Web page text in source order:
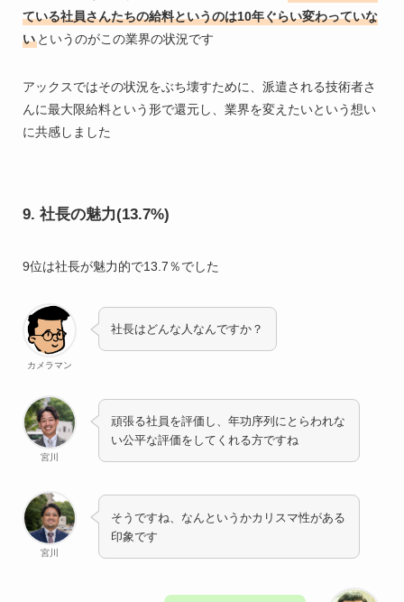
ている社員さんたちの給料というのは10年ぐらい変わっていな
い というのがこの業界の状況です
アックスではその状況をぶち壊すために、派遣される技術者さ
んに最大限給料という形で還元し、業界を変えたいという想い
に共感しました
9. 社長の魅力(13.7%)
9位は社長が魅力的で13.7％でした
カメラマン
社長はどんな人なんですか？
宮川
頑張る社員を評価し、年功序列にとらわれな
い公平な評価をしてくれる方ですね
宮川
そうですね、なんというかカリスマ性がある
印象です